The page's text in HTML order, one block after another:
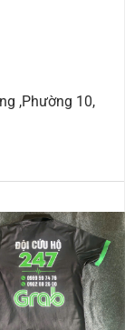
,Phường 10,